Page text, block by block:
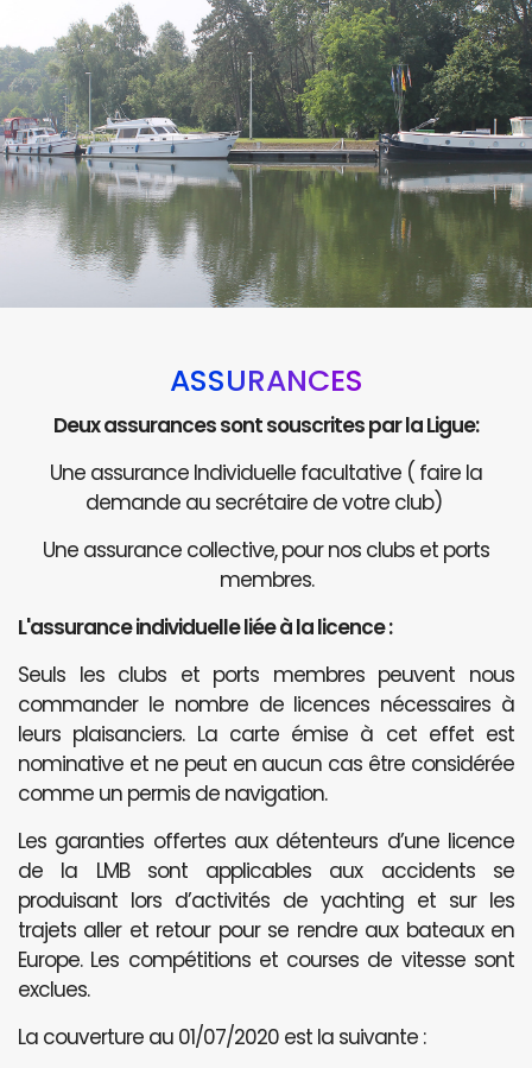
ASSURANCES
Deux assurances sont souscrites par la Ligue:
Une assurance Individuelle facultative ( faire la
demande au secrétaire de votre club)
Une assurance collective, pour nos clubs et ports
membres.
L'assurance individuelle liée à la licence :
Seuls les clubs et ports membres peuvent nous
commander le nombre de licences nécessaires à
leurs plaisanciers. La carte émise à cet effet est
nominative et ne peut en aucun cas être considérée
comme un permis de navigation.
Les garanties offertes aux détenteurs d’une licence
de la LMB sont applicables aux accidents se
produisant lors d’activités de yachting et sur les
trajets aller et retour pour se rendre aux bateaux en
Europe. Les compétitions et courses de vitesse sont
exclues.
La couverture au 01/07/2020 est la suivante :